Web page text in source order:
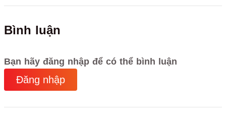
Bình luận
Bạn hãy đăng nhập để có thể bình luận
Đăng nhập